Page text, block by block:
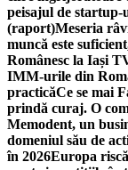
peisajul de
(raport)Meseria
muncă este
Românesc la Iași
IMM-urile din
practicăCe se mai
prindă curaj. O
Memodent, un
domeniul său de
în 2026Europa